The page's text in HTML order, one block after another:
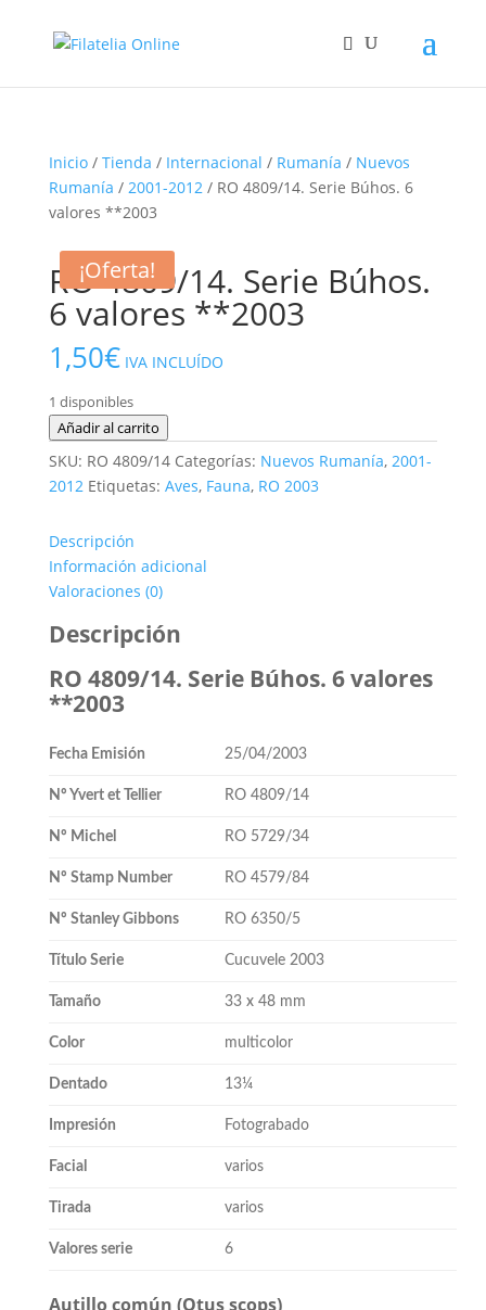
Inicio/ Tienda / Internacional / Rumanía / Nuevos
Rumanía / 2001-2012/ RO 4809/14. Serie Búhos. 6
valores **2003
RO 4809/14. Serie Búhos.
6 valores **2003
1,50€ IVA INCLUÍDO
1 disponibles
RO
4809/14.
Serie
valores
**2003
cantidad
Añadir al carrito
SKU: RO 4809/14 Categorías: Nuevos Rumanía, 2001-
2012 Etiquetas: Aves, Fauna, RO 2003
Descripción
Información adicional
Valoraciones (0)
Descripción
RO 4809/14. Serie Búhos. 6 valores
**2003
Fecha Emisión 25/04/2003
Nº Yvert et Tellier RO 4809/14
Nº Michel RO 5729/34
Nº Stamp Number RO 4579/84
Nº Stanley Gibbons RO 6350/5
Título Serie Cucuvele 2003
Tamaño 33 x 48 mm
Color multicolor
Dentado 13¼
Impresión Fotograbado
Facial varios
Tirada varios
Valores serie 6
Autillo común (Otus scops)
¡Oferta!